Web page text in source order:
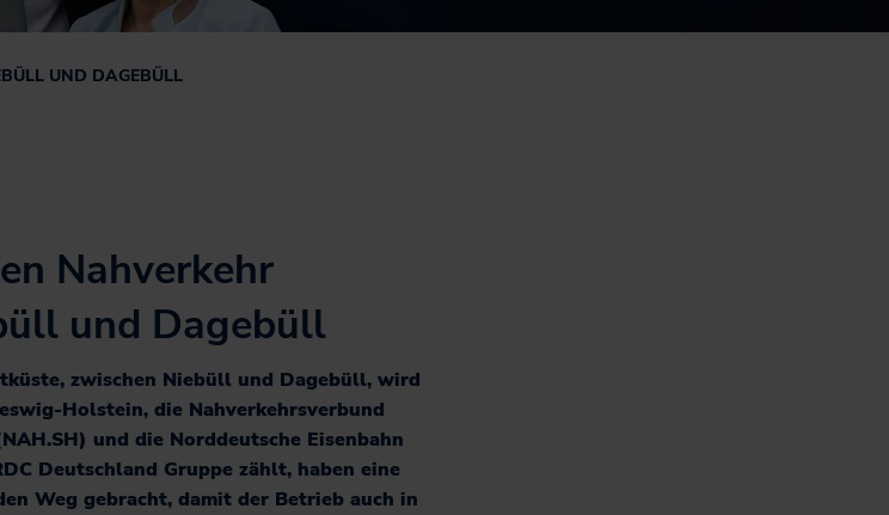
UND DAGEBÜLL
Nahverkehr
und Dagebüll
zwischen Niebüll und Dagebüll, wird
Holstein, die Nahverkehrsverbund
und die Norddeutsche Eisenbahn
Deutschland Gruppe zählt, haben eine
Weg gebracht, damit der Betrieb auch in